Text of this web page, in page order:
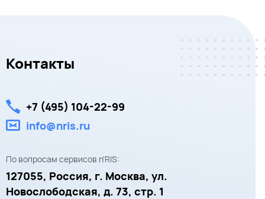
Контакты
+7 (495) 104-22-99
info@nris.ru
По вопросам сервисов n'RIS:
127055, Россия, г. Москва, ул.
Новослободская, д. 73, стр. 1